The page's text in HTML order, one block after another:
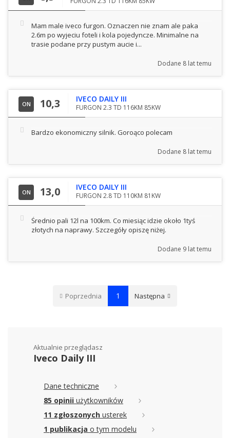
Mam male iveco furgon. Oznaczen nie znam ale paka
2.6m po wyjeciu foteli i kola pojedyncze. Minimalne na
trasie podane przy pustym aucie i...
Dodane 8 lat temu
ON 10,3 IVECO DAILY III
FURGON 2.3 TD 116KM 85KW
Bardzo ekonomiczny silnik. Goroąco polecam
Dodane 8 lat temu
ON 13,0 IVECO DAILY III
FURGON 2.8 TD 110KM 81KW
Średnio pali 12l na 100km. Co miesiąc idzie około 1tyś
złotych na naprawy. Szczegóły opiszę niżej.
Dodane 9 lat temu
Poprzednia 1 Następna
Aktualnie przeglądasz
Iveco Daily III
Dane techniczne
85 opinii użytkowników
11 zgłoszonych usterek
1 publikacja o tym modelu